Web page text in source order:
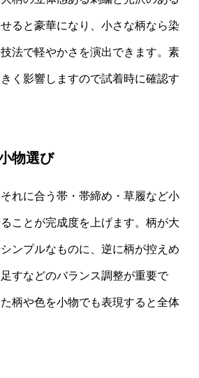
ると豪華になり、小さな柄なら染
法で軽やかさを演出できます。素
く影響しますので試着時に確認す
物選び
れに合う帯・帯締め・草履など小
ことが完成度を上げます。柄が大
ンプルなものに、逆に柄が控えめ
すなどのバランス調整が重要で
柄や色を小物でも表現すると全体